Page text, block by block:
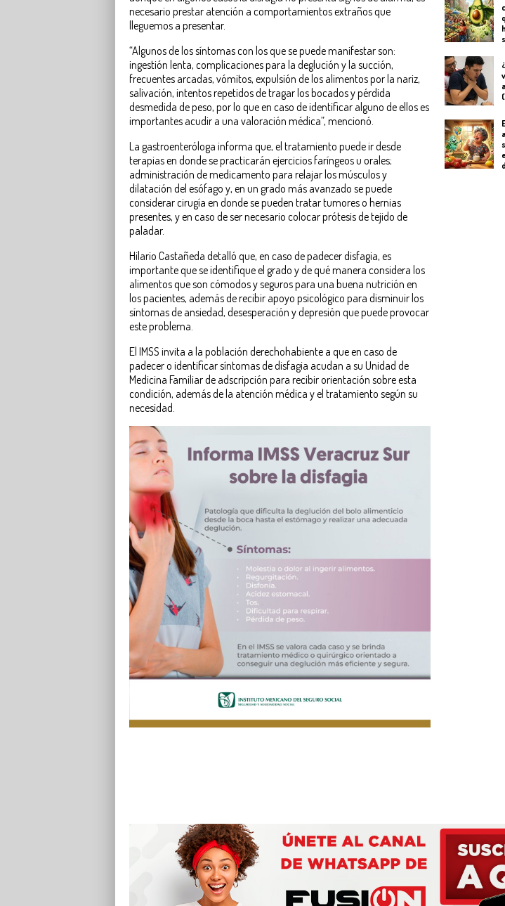
necesario prestar atención a comportamientos extraños que
lleguemos a presentar.
“Algunos de los síntomas con los que se puede manifestar son:
ingestión lenta, complicaciones para la deglución y la succión,
frecuentes arcadas, vómitos, expulsión de los alimentos por la nariz,
salivación, intentos repetidos de tragar los bocados y pérdida
desmedida de peso, por lo que en caso de identificar alguno de ellos es
importantes acudir a una valoración médica”, mencionó.
La gastroenteróloga informa que, el tratamiento puede ir desde
terapias en donde se practicarán ejercicios faríngeos u orales;
administración de medicamento para relajar los músculos y
dilatación del esófago y, en un grado más avanzado se puede
considerar cirugía en donde se pueden tratar tumores o hernias
presentes, y en caso de ser necesario colocar prótesis de tejido de
paladar.
Hilario Castañeda detalló que, en caso de padecer disfagia, es
importante que se identifique el grado y de qué manera considera los
alimentos que son cómodos y seguros para una buena nutrición en
los pacientes, además de recibir apoyo psicológico para disminuir los
síntomas de ansiedad, desesperación y depresión que puede provocar
este problema.
El IMSS invita a la población derechohabiente a que en caso de
padecer o identificar síntomas de disfagia acudan a su Unidad de
Medicina Familiar de adscripción para recibir orientación sobre esta
condición, además de la atención médica y el tratamiento según su
necesidad.